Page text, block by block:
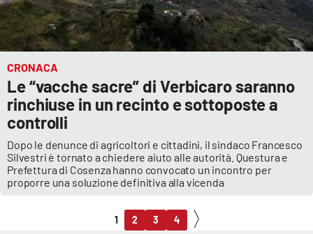
CRONACA
Le “vacche sacre” di Verbicaro saranno
rinchiuse in un recinto e sottoposte a
controlli
Dopo le denunce di agricoltori e cittadini, il sindaco Francesco
Silvestri è tornato a chiedere aiuto alle autorità. Questura e
Prefettura di Cosenza hanno convocato un incontro per
proporre una soluzione definitiva alla vicenda
1 2 3 4